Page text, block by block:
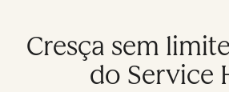
Cresça sem
do Service